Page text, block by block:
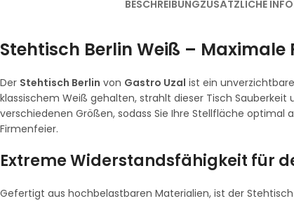
BESCHREIBUNGZUSÄTZLICHE
Stehtisch Berlin Weiß –
Der Stehtisch Berlin von Gastro Uzal ist ein
klassischem Weiß gehalten, strahlt dieser Tisch Sauberkeit
verschiedenen Größen, sodass Sie Ihre Stellfläche
Firmenfeier.
Extreme Widerstandsfähigkeit für
Gefertigt aus hochbelastbaren Materialien, ist der